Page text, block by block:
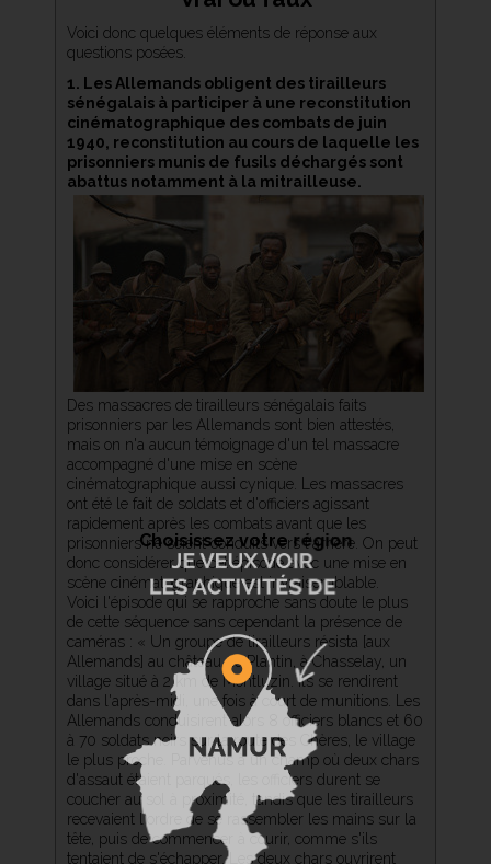
Voici donc quelques éléments de réponse aux
questions posées.
1. Les Allemands obligent des tirailleurs
sénégalais à participer à une reconstitution
cinématographique des combats de juin
1940, reconstitution au cours de laquelle les
prisonniers munis de fusils déchargés sont
abattus notamment à la mitrailleuse.
Des massacres de tirailleurs sénégalais faits
prisonniers par les Allemands sont bien attestés,
mais on n'a aucun témoignage d'un tel massacre
accompagné d'une mise en scène
cinématographique aussi cynique. Les massacres
ont été le fait de soldats et d'officiers agissant
rapidement après les combats avant que les
prisonniers ne soient conduits vers l'arrière. On peut
donc considérer que cet épisode avec une mise en
scène cinématographique est invraisemblable.
Voici l'épisode qui se rapproche sans doute le plus
de cette séquence sans cependant la présence de
caméras : « Un groupe de tirailleurs résista [aux
Allemands] au château de Plantin, à Chasselay, un
village situé à 2 km de Montluzin. Ils se rendirent
dans l'après-midi, une fois à court de munitions. Les
Allemands conduisirent alors 8 officiers blancs et 60
à 70 soldats noirs sur la route des Chères, le village
le plus proche. Parvenus à un champ où deux chars
d'assaut étaient parqués, les officiers durent se
coucher au sol à proximité, tandis que les tirailleurs
recevaient l'ordre de se rassembler les mains sur la
tête, puis de commencer à courir, comme s'ils
tentaient de s'échapper. Les deux chars ouvrirent
Choisissez votre région